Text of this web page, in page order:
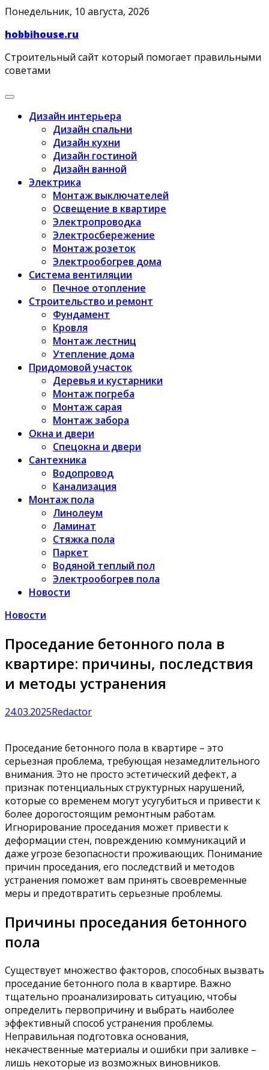
Skip
content
Понедельник, 10 августа, 2026
hobbihouse.ru
Строительный сайт который помогает правильными
советами
Дизайн интерьера
Дизайн спальни
Дизайн кухни
Дизайн гостиной
Дизайн ванной
Электрика
Монтаж выключателей
Освещение в квартире
Электропроводка
Электросбережение
Монтаж розеток
Электрообогрев дома
Система вентиляции
Печное отопление
Строительство и ремонт
Фундамент
Кровля
Монтаж лестниц
Утепление дома
Придомовой участок
Деревья и кустарники
Монтаж погреба
Монтаж сарая
Монтаж забора
Окна и двери
Спецокна и двери
Сантехника
Водопровод
Канализация
Монтаж пола
Линолеум
Ламинат
Стяжка пола
Паркет
Водяной теплый пол
Электрообогрев пола
Новости
Новости
Проседание бетонного пола в
квартире: причины, последствия
и методы устранения
24.03.2025Redactor
Проседание бетонного пола в квартире – это
серьезная проблема, требующая незамедлительного
внимания. Это не просто эстетический дефект, а
признак потенциальных структурных нарушений,
которые со временем могут усугубиться и привести к
более дорогостоящим ремонтным работам.
Игнорирование проседания может привести к
деформации стен, повреждению коммуникаций и
даже угрозе безопасности проживающих. Понимание
причин проседания, его последствий и методов
устранения поможет вам принять своевременные
меры и предотвратить серьезные проблемы.
Причины проседания бетонного
пола
Существует множество факторов, способных вызвать
проседание бетонного пола в квартире. Важно
тщательно проанализировать ситуацию, чтобы
определить первопричину и выбрать наиболее
эффективный способ устранения проблемы.
Неправильная подготовка основания,
некачественные материалы и ошибки при заливке –
лишь некоторые из возможных виновников.